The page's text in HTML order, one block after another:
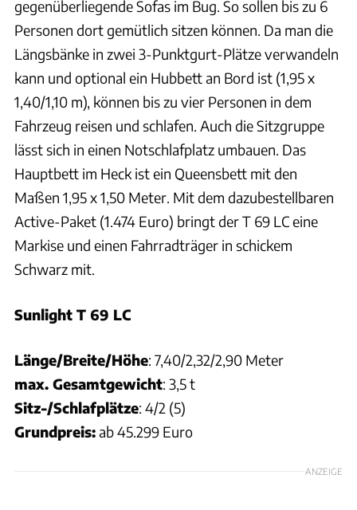
gegenüberliegende Sofas im Bug. So sollen bis zu 6
Personen dort gemütlich sitzen können. Da man die
Längsbänke in zwei 3-Punktgurt-Plätze verwandeln
kann und optional ein Hubbett an Bord ist (1,95 x
1,40/1,10 m), können bis zu vier Personen in dem
Fahrzeug reisen und schlafen. Auch die Sitzgruppe
lässt sich in einen Notschlafplatz umbauen. Das
Hauptbett im Heck ist ein Queensbett mit den
Maßen 1,95 x 1,50 Meter. Mit dem dazubestellbaren
Active-Paket (1.474 Euro) bringt der T 69 LC eine
Markise und einen Fahrradträger in schickem
Schwarz mit.
Sunlight T 69 LC
Länge/Breite/Höhe: 7,40/2,32/2,90 Meter
max. Gesamtgewicht: 3,5 t
Sitz-/Schlafplätze: 4/2 (5)
Grundpreis:ab 45.299 Euro
ANZEIGE